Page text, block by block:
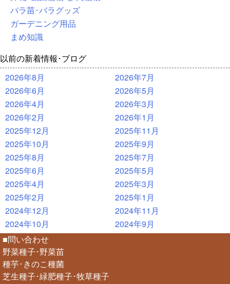
バラ苗･バラグッズ
ガーデニング用品
まめ知識
以前の新着情報･ブログ
2026年8月
2026年7月
2026年6月
2026年5月
2026年4月
2026年3月
2026年2月
2026年1月
2025年12月
2025年11月
2025年10月
2025年9月
2025年8月
2025年7月
2025年6月
2025年5月
2025年4月
2025年3月
2025年2月
2025年1月
2024年12月
2024年11月
2024年10月
2024年9月
■問い合わせ
野菜種子･野菜苗
種芋･きのこ種菌
芝生種子･緑肥種子･牧草種子